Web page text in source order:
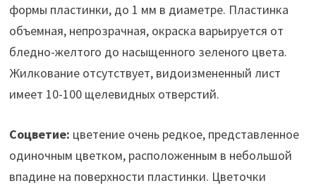
формы пластинки, до 1 мм в диаметре. Пластинка
объемная, непрозрачная, окраска варьируется от
бледно-желтого до насыщенного зеленого цвета.
Жилкование отсутствует, видоизмененный лист
имеет 10-100 щелевидных отверстий.
Соцветие: цветение очень редкое, представленное
одиночным цветком, расположенным в небольшой
впадине на поверхности пластинки. Цветочки